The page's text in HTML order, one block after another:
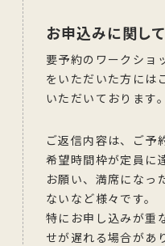
お申込みに関し
要予約のワークショ
をいただいた方には
いただいております。
ご返信内容は、ご予
希望時間枠が定員に
お願い、満席になっ
ないなど様々です。
特にお申し込みが重
せが遅れる場合があ